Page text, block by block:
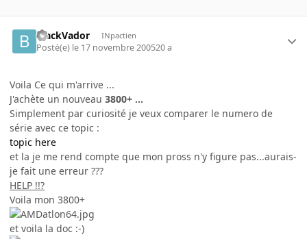
BlackVador INpactien
Posté(e) le 17 novembre 200520 a
Voila Ce qui m'arrive ...
J'achète un nouveau 3800+ ...
Simplement par curiosité je veux comparer le numero de
série avec ce topic :
topic here
et la je me rend compte que mon pross n'y figure pas...aurais-
je fait une erreur ???
HELP !!?
Voila mon 3800+
et voila la doc :-)